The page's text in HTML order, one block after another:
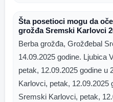
Šta posetioci mogu da
grožđa Sremski Karlovci
Berba grožđa, Grožđebal
14.09.2025 godine. Ljubica
petak, 12.09.2025 godine u
Karlovci, petak, 12.09.2025
Sremski Karlovci, petak,